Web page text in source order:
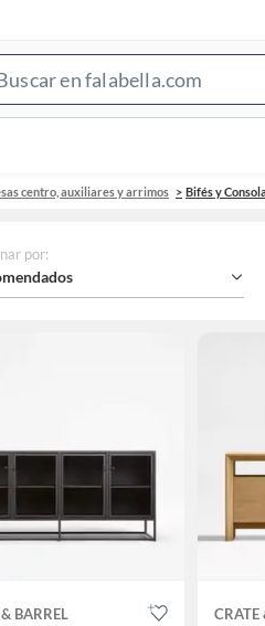
centro, auxiliares y arrimos Bifés y
por:
BARREL CRATE